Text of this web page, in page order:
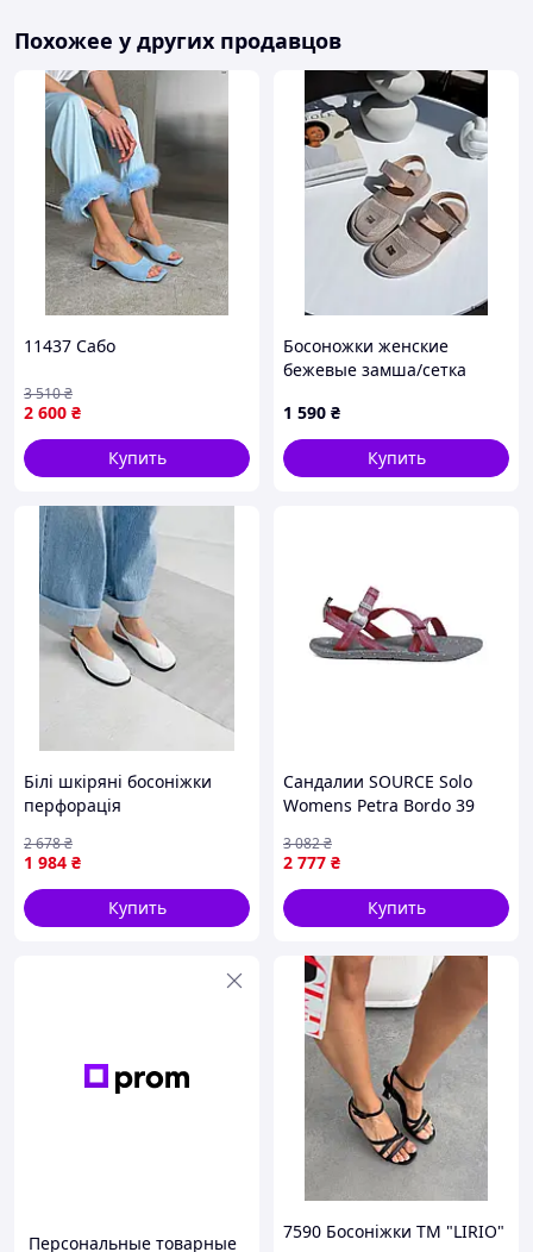
Похожее у других продавцов
11437 Сабо
2 600 ₴
3 510₴
Купить
Босоножки женские
бежевые замша/сетка
1 590 ₴
Купить
Білі шкіряні босоніжки
перфорація
1 984 ₴
2 678₴
Купить
Сандалии SOURCE Solo
Womens Petra Bordo 39
2 777 ₴
3 082₴
Купить
Персональные товарные
7590 Босоніжки ТМ "LIRIO"